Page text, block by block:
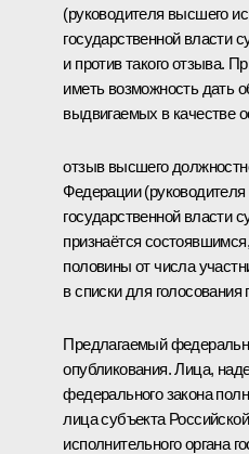
(руководителя высшего
государственной власти
и против такого отзыва.
иметь возможность дать
выдвигаемых в качестве
отзыв высшего
Федерации (руководителя
государственной власти
признаётся
половины от числа
в списки для голосования
Предлагаемый
опубликования. Лица,
федерального закона
лица субъекта
исполнительного органа